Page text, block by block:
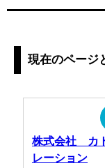
現在のページ
株式会社 カ
レーション